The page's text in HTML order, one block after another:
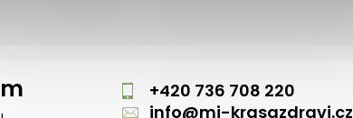
+420 736 708 220
info@mj-krasazdravi.cz